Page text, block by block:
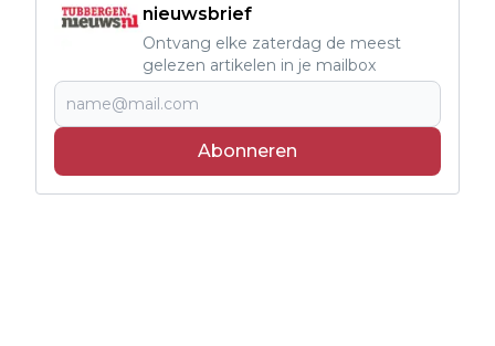
nieuwsbrief
Ontvang elke zaterdag de meest
gelezen artikelen in je mailbox
Abonneren